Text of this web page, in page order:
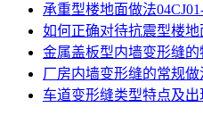
承重型楼地面做法
如何正确对待抗震型楼地
金属盖板型内墙变形缝的
厂房内墙变形缝的常规做
车道变形缝类型特点及